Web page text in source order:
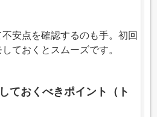
安点を確認するのも手。初回
ておくとスムーズです。
ておくべきポイント（ト